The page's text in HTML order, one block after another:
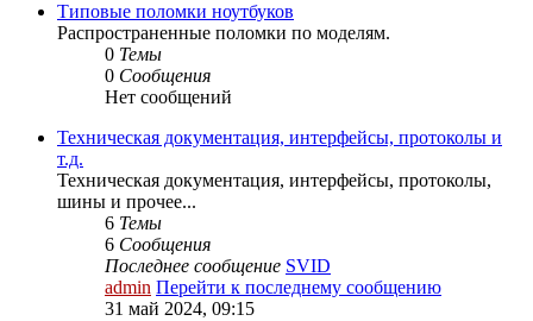
Типовые поломки ноутбуков
Распространенные поломки по моделям.
0 Темы
0 Сообщения
Нет сообщений
Техническая документация, интерфейсы, протоколы и
т.д.
Техническая документация, интерфейсы, протоколы,
шины и прочее...
6 Темы
6 Сообщения
Последнее сообщение SVID
admin Перейти к последнему сообщению
31 май 2024, 09:15